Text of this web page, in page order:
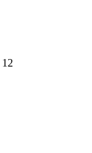
12